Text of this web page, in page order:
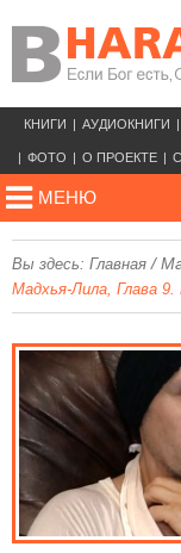
КНИГИ АУДИОКНИГИ
ФОТО О ПРОЕКТЕ
МЕНЮ
Вы здесь: Главная /
Мадхья-Лила, Глава